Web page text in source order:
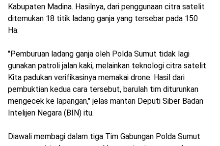
Kabupaten Madina. Hasilnya, dari penggunaan citra satelit
ditemukan 18 titik ladang ganja yang tersebar pada 150
Ha.
"Pemburuan ladang ganja oleh Polda Sumut tidak lagi
gunakan patroli jalan kaki, melainkan teknologi citra satelit.
Kita padukan verifikasinya memakai drone. Hasil dari
pembuktian kedua cara tersebut, barulah tim diturunkan
mengecek ke lapangan," jelas mantan Deputi Siber Badan
Intelijen Negara (BIN) itu.
Diawali membagi dalam tiga Tim Gabungan Polda Sumut